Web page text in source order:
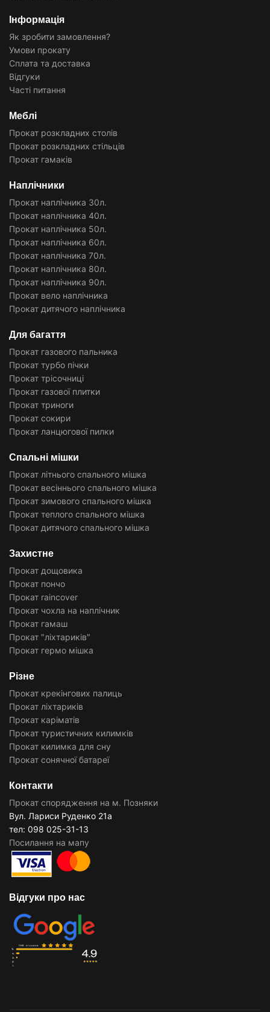
Інформація
Як зробити замовлення?
Умови прокату
Сплата та доставка
Відгуки
Часті питання
Меблі
Прокат розкладних столів
Прокат розкладних стільців
Прокат гамаків
Наплічники
Прокат наплічника 30л.
Прокат наплічника 40л.
Прокат наплічника 50л.
Прокат наплічника 60л.
Прокат наплічника 70л.
Прокат наплічника 80л.
Прокат наплічника 90л.
Прокат вело наплічника
Прокат дитячого наплічника
Для багаття
Прокат газового пальника
Прокат турбо пічки
Прокат трісочниці
Прокат газової плитки
Прокат триноги
Прокат сокири
Прокат ланцюгової пилки
Спальні мішки
Прокат літнього спального мішка
Прокат весіннього спального мішка
Прокат зимового спального мішка
Прокат теплого спального мішка
Прокат дитячого спального мішка
Захистне
Прокат дощовика
Прокат пончо
Прокат raincover
Прокат чохла на наплічник
Прокат гамаш
Прокат "ліхтариків"
Прокат гермо мішка
Різне
Прокат крекінгових палиць
Прокат ліхтариків
Прокат каріматів
Прокат туристичних килимків
Прокат килимка для сну
Прокат сонячної батареї
Контакти
Прокат спорядження на м. Позняки
Вул. Лариси Руденко 21а
тел: 098 025-31-13
Посилання на мапу
Відгуки про нас